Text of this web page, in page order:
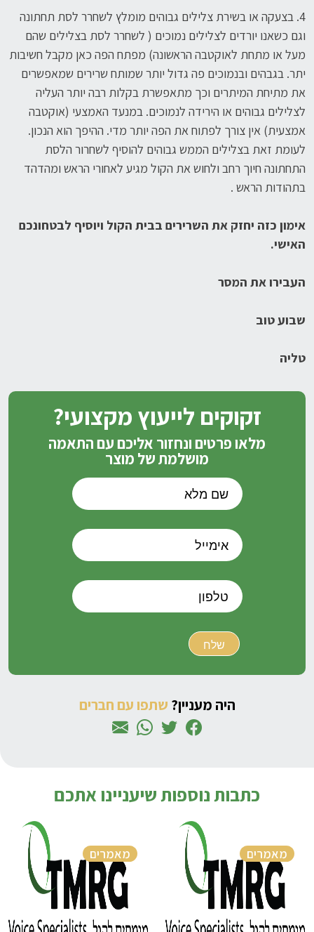
4. בצעקה או בשירת צלילים גבוהים מומלץ לשחרר לסת תחתונה
וגם כשאנו יורדים לצלילים נמוכים ( לשחרר לסת בצלילים שהם
מעל או מתחת לאוקטבה הראשונה) מפתח הפה כאן מקבל חשיבות
יתר. בגבהים ובנמוכים פה גדול יותר שמותח שרירים שמאפשרים
את מתיחת המיתרים וכך מתאפשרת בקלות רבה יותר העליה
לצלילים גבוהים או הירידה לנמוכים. במנעד האמצעי (אוקטבה
אמצעית) אין צורך לפתוח את הפה יותר מדי. ההיפך הוא הנכון.
לעומת זאת בצלילים הממש גבוהים להוסיף לשחרור הלסת
התחתונה חיוך רחב ולחוש את הקול מגיע לאחורי הראש ומהדהד
בתהודות הראש .
אימון כזה יחזק את השרירים בבית הקול ויוסיף לבטחונכם
האישי.
העבירו את המסר
שבוע טוב
טליה
זקוקים לייעוץ מקצועי?
מלאו פרטים ונחזור אליכם עם התאמה
מושלמת של מוצר
היה מעניין? שתפו עם חברים
כתבות נוספות שיעניינו אתכם
מאמרים מאמרים